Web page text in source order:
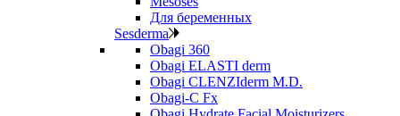
Для беременных
Sesderma
Obagi 360
Obagi ELASTI derm
Obagi CLENZIderm M.D.
Obagi-C Fx